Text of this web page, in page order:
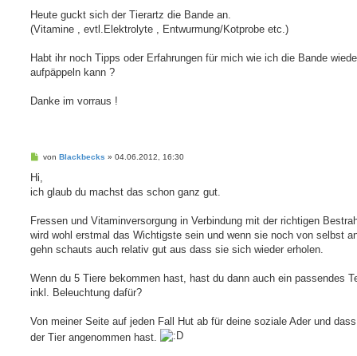
Heute guckt sich der Tierartz die Bande an.
(Vitamine , evtl.Elektrolyte , Entwurmung/Kotprobe etc.)
Habt ihr noch Tipps oder Erfahrungen für mich wie ich die Bande
aufpäppeln kann ?
Danke im vorraus !
B
t
r
von Blackbecks » 04.06.2012, 16:30
Hi,
ich glaub du machst das schon ganz gut.
Fressen und Vitaminversorgung in Verbindung mit der richtigen
wird wohl erstmal das Wichtigste sein und wenn sie noch von selbst
gehn schauts auch relativ gut aus dass sie sich wieder erholen.
Wenn du 5 Tiere bekommen hast, hast du dann auch ein passendes
inkl. Beleuchtung dafür?
Von meiner Seite auf jeden Fall Hut ab für deine soziale Ader und
der Tier angenommen hast.